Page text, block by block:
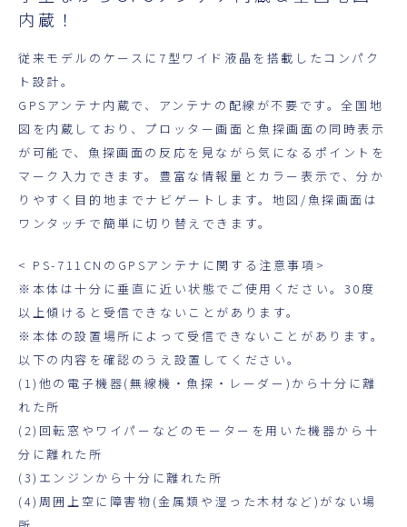
内蔵！
従来モデルのケースに7型ワイド液晶を搭載したコンパク
ト設計。
GPSアンテナ内蔵で、アンテナの配線が不要です。全国地
図を内蔵しており、プロッター画面と魚探画面の同時表示
が可能で、魚探画面の反応を見ながら気になるポイントを
マーク入力できます。豊富な情報量とカラー表示で、分か
りやすく目的地までナビゲートします。地図/魚探画面は
ワンタッチで簡単に切り替えできます。
< PS-711CNのGPSアンテナに関する注意事項>
※本体は十分に垂直に近い状態でご使用ください。30度
以上傾けると受信できないことがあります。
※本体の設置場所によって受信できないことがあります。
以下の内容を確認のうえ設置してください。
(1)他の電子機器(無線機・魚探・レーダー)から十分に離
れた所
(2)回転窓やワイパーなどのモーターを用いた機器から十
分に離れた所
(3)エンジンから十分に離れた所
(4)周囲上空に障害物(金属類や湿った木材など)がない場